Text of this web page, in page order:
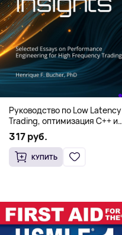
Руководство по Low Latency
Trading, оптимизация C++ и
системная архитектура для
HFT
317 руб.
КУПИТЬ